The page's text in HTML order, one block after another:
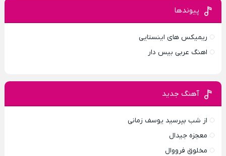
پیوندها
ریمیکس های اینستایی
اهنگ عربی بیس دار
آهنگ جدید
از شب بپرسید یوسف زمانی
معجزه جیدال
مخلوق فرووال